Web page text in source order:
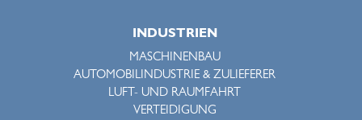
INDUSTRIEN
MASCHINENBAU
AUTOMOBILINDUSTRIE & ZULIEFERER
LUFT- UND RAUMFAHRT
VERTEIDIGUNG